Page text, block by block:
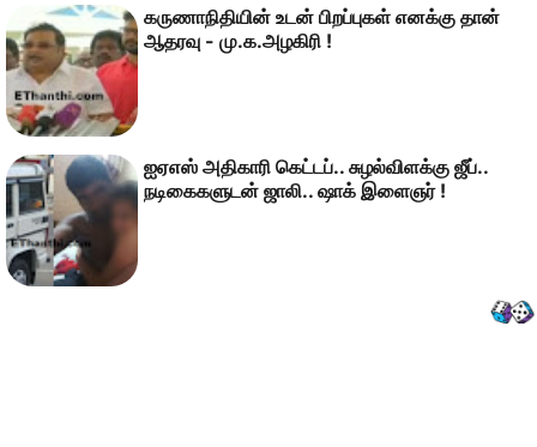
கருணாநிதியின் உடன் பிறப்புகள் எனக்கு தான்
ஆதரவு - மு.க.அழகிரி !
ஐஏஎஸ் அதிகாரி கெட்டப்.. சுழல்விளக்கு ஜீப்..
நடிகைகளுடன் ஜாலி.. ஷாக் இளைஞர் !